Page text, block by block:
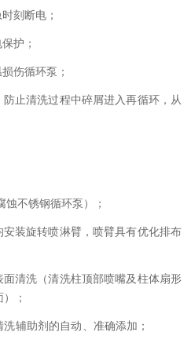
紧急时刻断电；
电保护；
高温损伤循环泵；
止清洗过程中碎屑进入再循环，从
耐腐蚀不锈钢循环泵）；
装旋转喷淋臂，喷臂具有优化排布
面清洗（清洗柱顶部喷嘴及柱体扇形
）；
清洗辅助剂的自动、准确添加；